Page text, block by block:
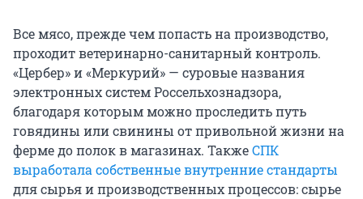
Все мясо, прежде чем попасть на производство,
проходит ветеринарно-санитарный контроль.
«Цербер» и «Меркурий» — суровые названия
электронных систем Россельхознадзора,
благодаря которым можно проследить путь
говядины или свинины от привольной жизни на
ферме до полок в магазинах. ТакжеСПК
выработала собственные внутренние стандарты
для сырья и производственных процессов: сырье